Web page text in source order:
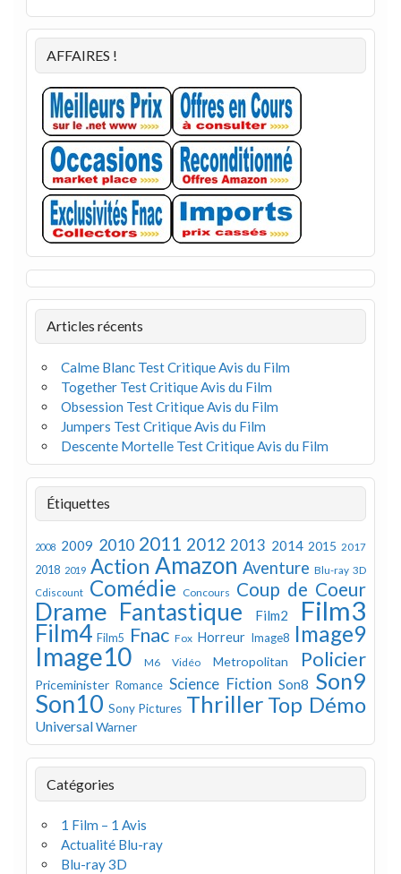
AFFAIRES !
Articles récents
Calme Blanc Test Critique Avis du Film
Together Test Critique Avis du Film
Obsession Test Critique Avis du Film
Jumpers Test Critique Avis du Film
Descente Mortelle Test Critique Avis du Film
Étiquettes
2008 2009 2010 2011 2012 2013 2014 2015 2017
2018 2019 Action Amazon Aventure Blu-ray 3D
Cdiscount Comédie Concours Coup de Coeur
Drame Fantastique Film2 Film3
Film4 Film5 Fnac Fox Horreur Image8 Image9
Image10 M6 Vidéo Metropolitan Policier
Priceminister Romance Science Fiction Son8 Son9
Son10 Sony Pictures Thriller Top Démo
UniversalWarner
Catégories
1 Film – 1 Avis
Actualité Blu-ray
Blu-ray 3D